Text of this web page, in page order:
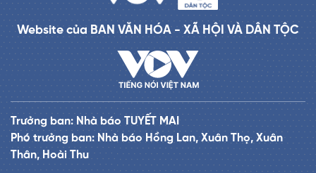
Website của BAN VĂN HÓA - XÃ HỘI VÀ DÂN TỘC
Trưởng ban: Nhà báo TUYẾT MAI
Phó trưởng ban: Nhà báo Hồng Lan, Xuân Thọ, Xuân
Thân, Hoài Thu